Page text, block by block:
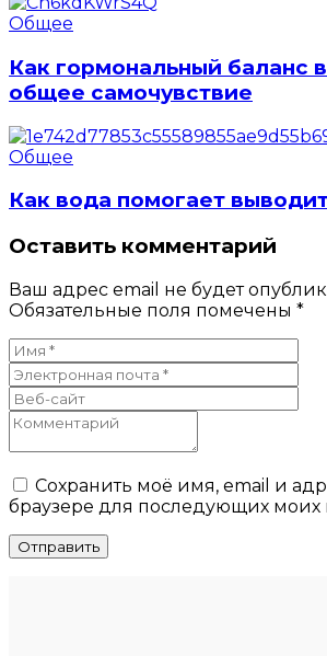
Общее
Как гормональный баланс
общее самочувствие
Общее
Как вода помогает
Оставить комментарий
Ваш адрес email не будет
Обязательные поля помечены *
Сохранить моё имя, email и
браузере для последующих моих